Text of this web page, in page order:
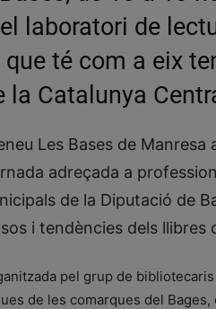
laboratori de
que té com a eix
la Catalunya
Les Bases de
adreçada a
de la Diputació de
i tendències dels llibres
pel grup de
de les comarques del